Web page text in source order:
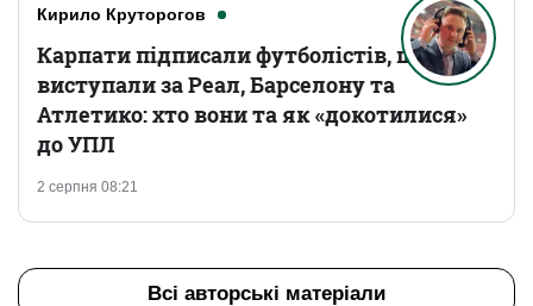
Кирило Круторогов
2 серпня 08:21
Карпати підписали футболістів, що
виступали за Реал, Барселону та
Атлетико: хто вони та як «докотилися»
до УПЛ
Всі авторські матеріали